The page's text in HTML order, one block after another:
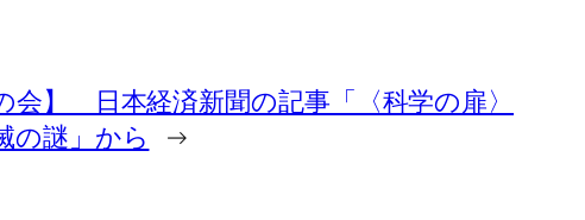
会】 日本経済新聞の記事「〈科学の扉〉
の謎」から
→